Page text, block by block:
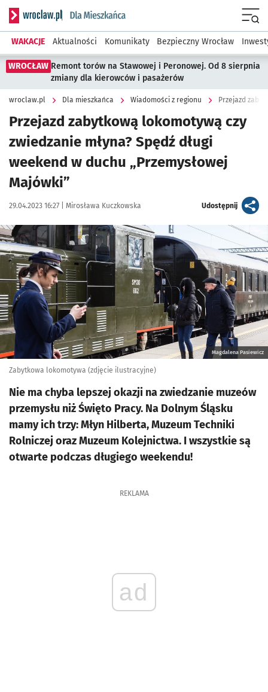
Serwis informacyjny wroclaw.pl podserwis: Dla mieszkańca
WAKACJE Aktualności Komunikaty Bezpieczny Wrocław
WROCŁAW Remont torów na Stawowej i Peronowej. Od 8 sierpnia
zmiany dla kierowców i pasażerów
wroclaw.pl Dla mieszkańca Wiadomości z regionu
Przejazd zabytkową lokomotywą czy
zwiedzanie młyna? Spędź długi
weekend w duchu „Przemysłowej
Majówki”
Data publikacji:
29.04.2023 16:27 | Autor:
Mirosława Kuczkowska Udostępnijartykuł
Kliknij, aby powiększyć
Magdalena Pasiewicz
Zabytkowa lokomotywa (zdjęcie ilustracyjne)
Nie ma chyba lepszej okazji na zwiedzanie muzeów
przemysłu niż Święto Pracy. Na Dolnym Śląsku
mamy ich trzy: Młyn Hilberta, Muzeum Techniki
Rolniczej oraz Muzeum Kolejnictwa. I wszystkie są
otwarte podczas długiego weekendu!
REKLAMA
ad